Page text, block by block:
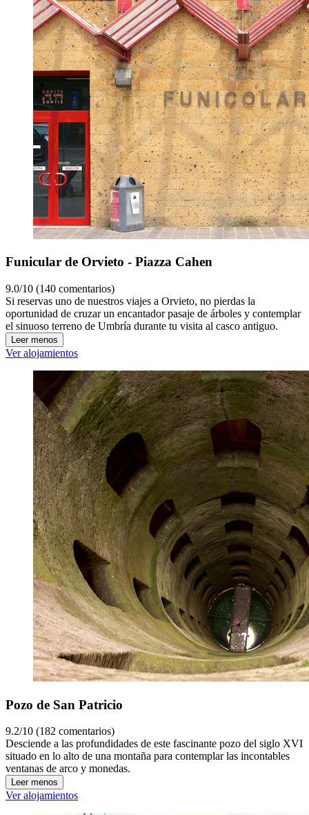
Funicular de Orvieto - Piazza Cahen
9.0/10 (140 comentarios)
Si reservas uno de nuestros viajes a Orvieto, no pierdas la
oportunidad de cruzar un encantador pasaje de árboles y contemplar
el sinuoso terreno de Umbría durante tu visita al casco antiguo.
Leer menos
Ver alojamientos
Pozo de San Patricio
9.2/10 (182 comentarios)
Desciende a las profundidades de este fascinante pozo del siglo XVI
situado en lo alto de una montaña para contemplar las incontables
ventanas de arco y monedas.
Leer menos
Ver alojamientos